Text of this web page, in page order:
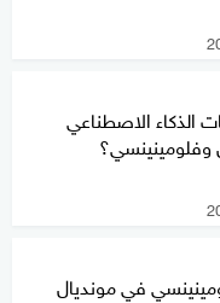
الذكاء الاصطناعي
وفلومينينسي؟
في مونديال